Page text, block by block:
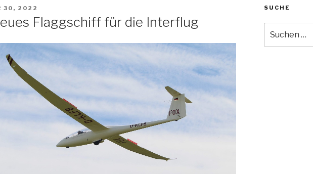
30, 2022
Flaggschiff für die Interflug
SUCHE
nach: